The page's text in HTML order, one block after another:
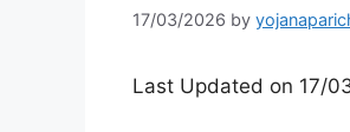
17/03/2026 by
Last Updated on 17/